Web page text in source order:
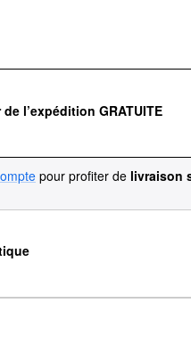
l’expédition GRATUITE
pour profiter de livraison